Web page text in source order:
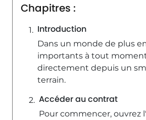
Chapitres :
Introduction
Dans un monde de plus
importants à tout
directement depuis un
terrain.
Accéder au contrat
Pour commencer, ouvrez